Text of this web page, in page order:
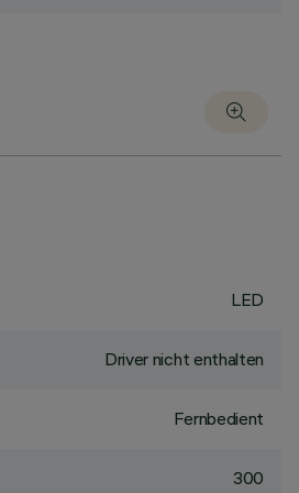
LED
Driver nicht enthalten
Fernbedient
300